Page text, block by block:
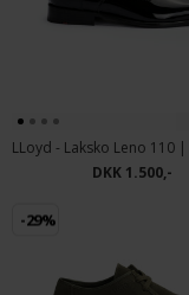
DKK 1.500,-
-29%